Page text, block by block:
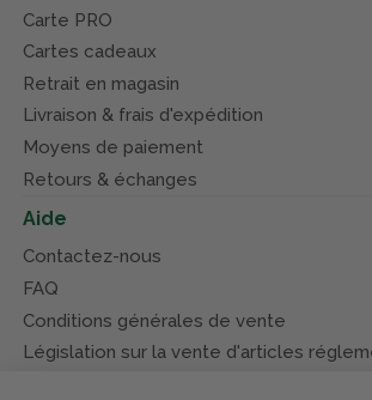
Carte PRO
Cartes cadeaux
Retrait en magasin
Livraison & frais d'expédition
Moyens de paiement
Retours & échanges
Aide
Contactez-nous
FAQ
Conditions générales de vente
Législation sur la vente d'articles